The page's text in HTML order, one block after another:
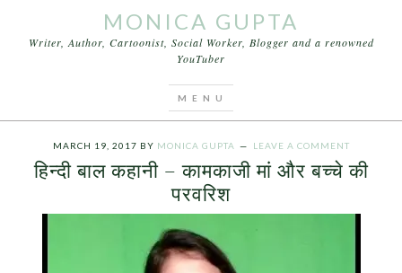
MONICA GUPTA
Writer, Author, Cartoonist, Social Worker, Blogger and a renowned
YouTuber
MARCH 19, 2017 BY MONICA GUPTA LEAVE A COMMENT
हिन्दी बाल कहानी – कामकाजी मां और बच्चे की
परवरिश